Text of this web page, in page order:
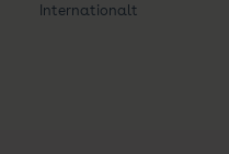
Internationalt